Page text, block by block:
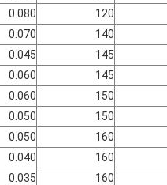
120
0.080
140
0.070
145
0.045
145
0.060
150
0.060
150
0.050
160
0.050
160
0.040
160
0.035